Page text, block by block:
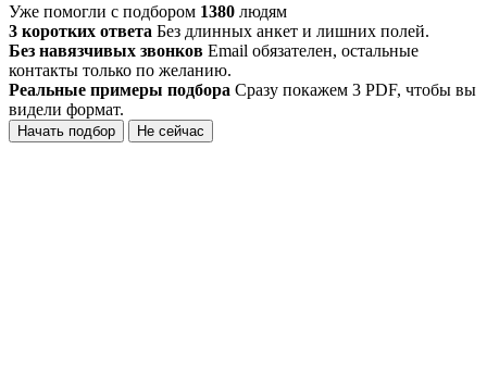
Уже помогли с подбором 1380 людям
3 коротких ответа Без длинных анкет и лишних полей.
Без навязчивых звонков Email обязателен, остальные
контакты только по желанию.
Реальные примеры подбора Сразу покажем 3 PDF, чтобы вы
видели формат.
Начать подбор Не сейчас